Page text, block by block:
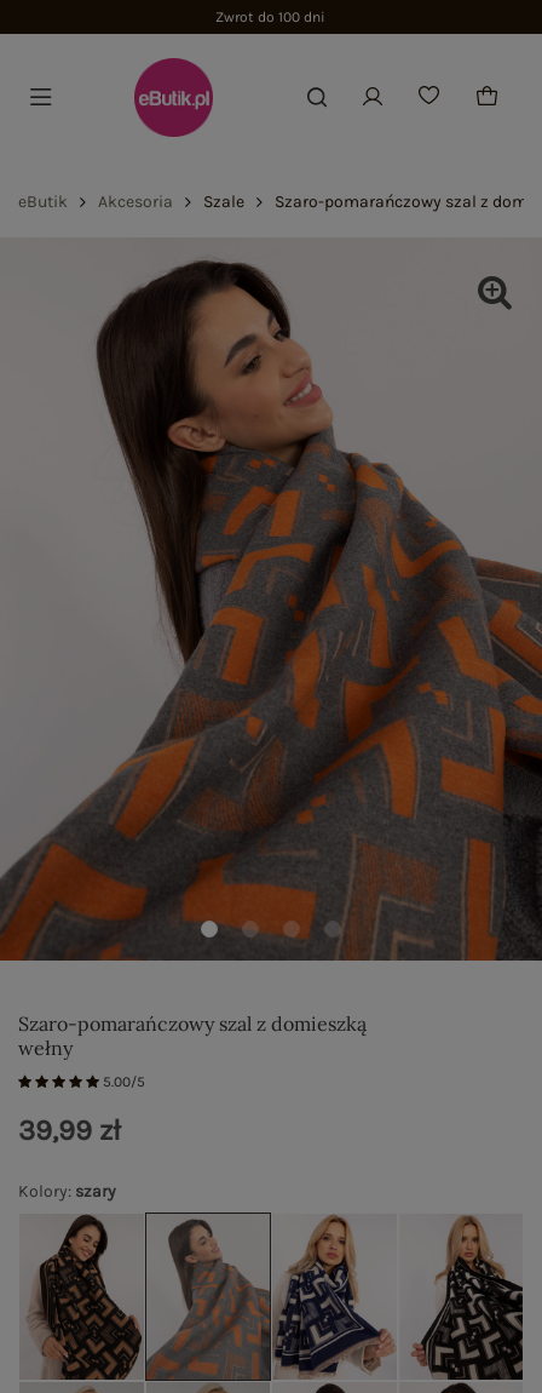
Zwrot do 100 dni
eButik Akcesoria Szale Szaro-pomarańczowy szal z
Szaro-pomarańczowy szal z domieszką
wełny
5.00/5
Kolory: szary
39,99 zł